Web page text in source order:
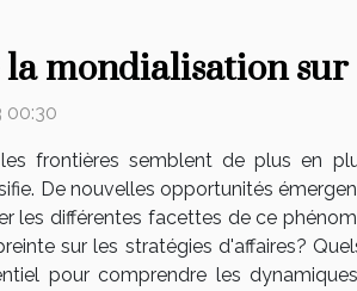
mondialisation
00:30
frontières semblent de plus en
De nouvelles opportunités
les différentes facettes de ce
sur les stratégies d'affaires?
pour comprendre les